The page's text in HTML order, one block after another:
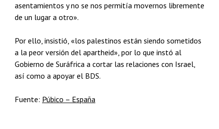
asentamientos y no se nos permitía movernos libremente
de un lugar a otro».
Por ello, insistió, «los palestinos están siendo sometidos
a la peor versión del apartheid», por lo que instó al
Gobierno de Suráfrica a cortar las relaciones con Israel,
así como a apoyar el BDS.
Fuente: Púbico – España